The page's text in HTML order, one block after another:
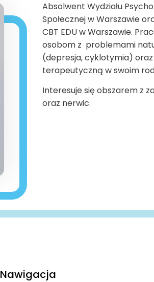
Absolwent Wydziału
Społecznej w Warszawie
CBT EDU w Warszawie.
osobom z problemami
(depresja, cyklotymia)
terapeutyczną w swoim
Interesuje się obszarem z
oraz nerwic.
Nawigacja